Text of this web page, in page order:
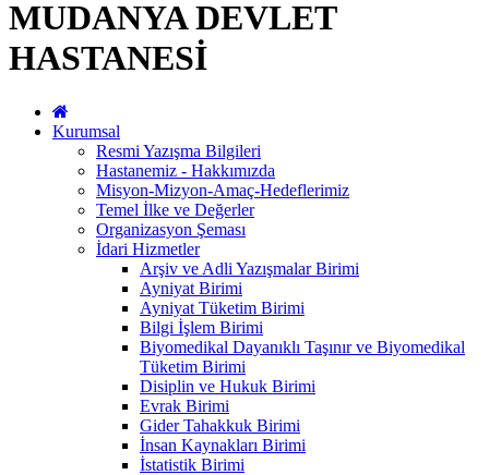
MUDANYA DEVLET
HASTANESİ
Kurumsal
Resmi Yazışma Bilgileri
Hastanemiz - Hakkımızda
Misyon-Mizyon-Amaç-Hedeflerimiz
Temel İlke ve Değerler
Organizasyon Şeması
İdari Hizmetler
Arşiv ve Adli Yazışmalar Birimi
Ayniyat Birimi
Ayniyat Tüketim Birimi
Bilgi İşlem Birimi
Biyomedikal Dayanıklı Taşınır ve Biyomedikal
Tüketim Birimi
Disiplin ve Hukuk Birimi
Evrak Birimi
Gider Tahakkuk Birimi
İnsan Kaynakları Birimi
İstatistik Birimi